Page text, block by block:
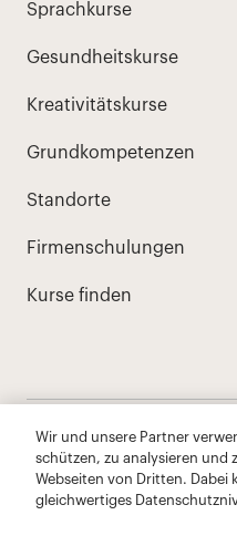
Wir und unsere Partner
schützen, zu analysieren und
Webseiten von Dritten. Dabei
gleichwertiges